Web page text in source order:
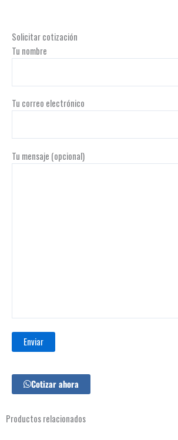
Solicitar cotización
Tu nombre
Tu correo electrónico
Tu mensaje (opcional)
Cotizar ahora
Productos relacionados